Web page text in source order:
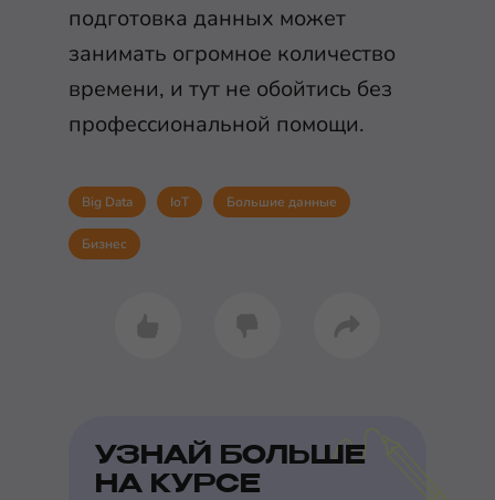
подготовка данных может
занимать огромное количество
времени, и тут не обойтись без
профессиональной помощи.
Big Data IoT Большие данные
Бизнес
УЗНАЙ БОЛЬШЕ
НА КУРСЕ